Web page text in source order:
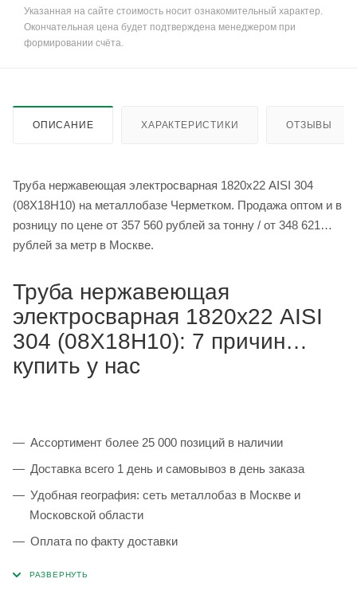
Указанная на сайте стоимость носит ознакомительный характер.
Окончательная цена будет подтверждена менеджером при
формировании счёта.
ОПИСАНИЕ ХАРАКТЕРИСТИКИ ОТЗЫВЫ
Труба нержавеющая электросварная 1820х22 AISI 304
(08Х18Н10) на металлобазе Черметком. Продажа оптом и в
розницу по цене от 357 560 рублей за тонну / от 348 621
рублей за метр в Москве.
Труба нержавеющая
электросварная 1820х22 AISI
304 (08Х18Н10): 7 причин
купить у нас
Ассортимент более 25 000 позиций в наличии
Доставка всего 1 день и самовывоз в день заказа
Удобная география: сеть металлобаз в Москве и
Московской области
Оплата по факту доставки